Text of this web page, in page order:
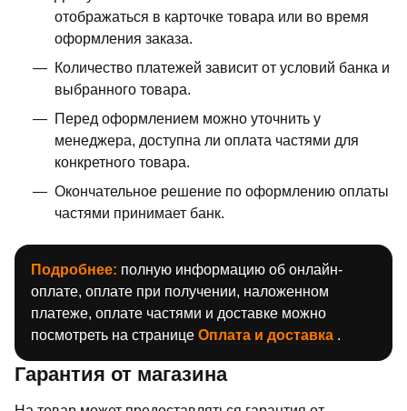
отображаться в карточке товара или во время
оформления заказа.
Количество платежей зависит от условий банка и
выбранного товара.
Перед оформлением можно уточнить у
менеджера, доступна ли оплата частями для
конкретного товара.
Окончательное решение по оформлению оплаты
частями принимает банк.
Подробнее: полную информацию об онлайн-
оплате, оплате при получении, наложенном
платеже, оплате частями и доставке можно
посмотреть на странице Оплата и доставка .
Гарантия от магазина